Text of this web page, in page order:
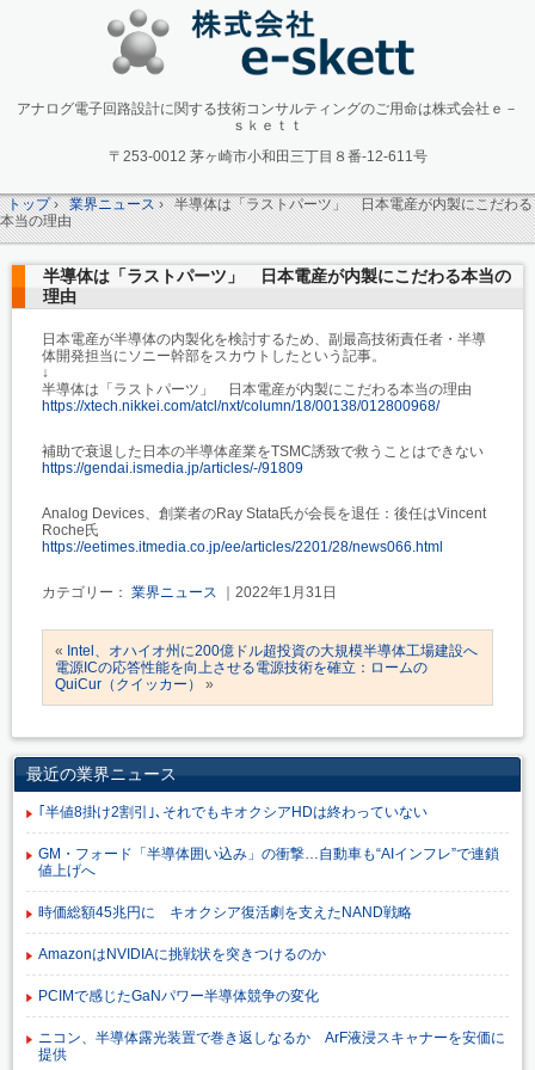
アナログ電子回路設計に関する技術コンサルティングのご用命は株式会社ｅ－
ｓｋｅｔｔ
〒253-0012 茅ヶ崎市小和田三丁目８番-12-611号
トップ› 業界ニュース› 半導体は「ラストパーツ」 日本電産が内製にこだわる
本当の理由
半導体は「ラストパーツ」 日本電産が内製にこだわる本当の
理由
日本電産が半導体の内製化を検討するため、副最高技術責任者・半導
体開発担当にソニー幹部をスカウトしたという記事。
↓
半導体は「ラストパーツ」 日本電産が内製にこだわる本当の理由
https://xtech.nikkei.com/atcl/nxt/column/18/00138/012800968/
補助で衰退した日本の半導体産業をTSMC誘致で救うことはできない
https://gendai.ismedia.jp/articles/-/91809
Analog Devices、創業者のRay Stata氏が会長を退任：後任はVincent
Roche氏
https://eetimes.itmedia.co.jp/ee/articles/2201/28/news066.html
カテゴリー： 業界ニュース ｜2022年1月31日
« Intel、オハイオ州に200億ドル超投資の大規模半導体工場建設へ
電源ICの応答性能を向上させる電源技術を確立：ロームの
QuiCur（クイッカー）
»
最近の業界ニュース
｢半値8掛け2割引｣､それでもキオクシアHDは終わっていない
GM・フォード「半導体囲い込み」の衝撃…自動車も“AIインフレ”で連鎖
値上げへ
時価総額45兆円に キオクシア復活劇を支えたNAND戦略
AmazonはNVIDIAに挑戦状を突きつけるのか
PCIMで感じたGaNパワー半導体競争の変化
ニコン、半導体露光装置で巻き返しなるか ArF液浸スキャナーを安価に
提供